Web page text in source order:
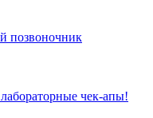
позвоночник
чек-апы!